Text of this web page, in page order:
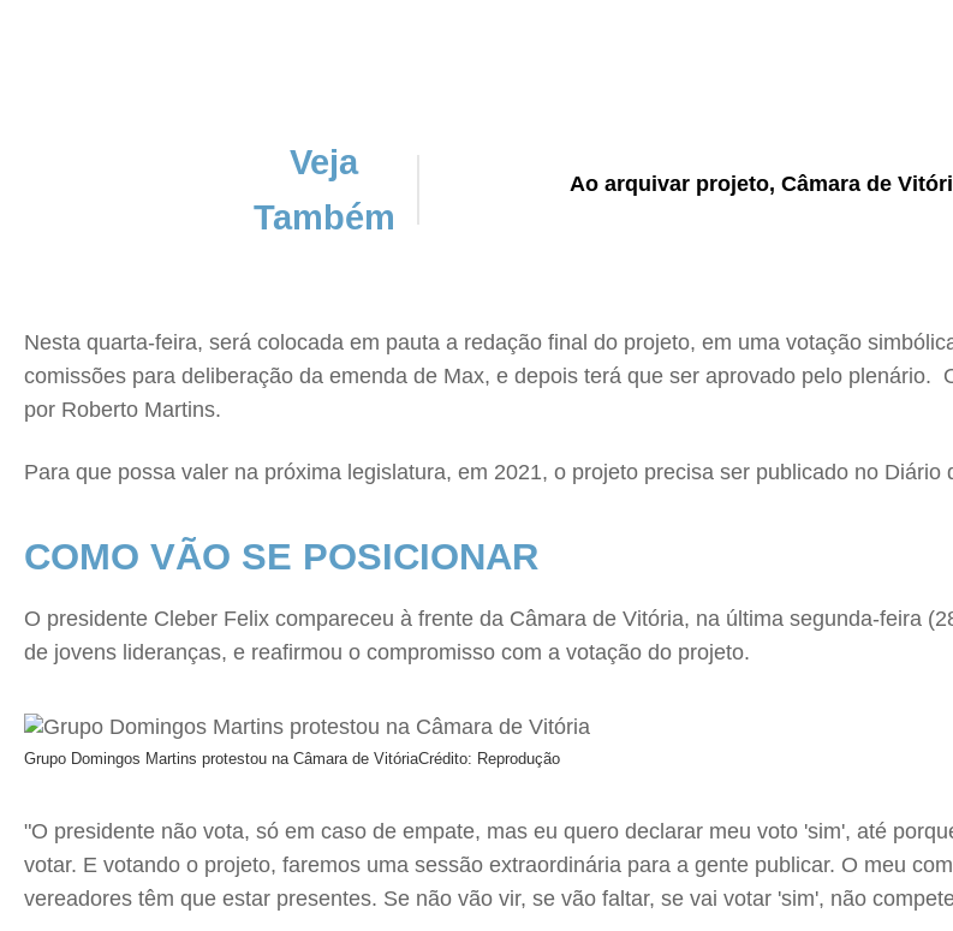
Veja
Também
Ao arquivar projeto, Câmara de
Nesta quarta-feira, será colocada em pauta a redação final do projeto, em uma votação
comissões para deliberação da emenda de Max, e depois terá que ser aprovado pelo
por Roberto Martins.
Para que possa valer na próxima legislatura, em 2021, o projeto precisa ser publicado no
COMO VÃO SE POSICIONAR
O presidente Cleber Felix compareceu à frente da Câmara de Vitória, na última segunda-feira
de jovens lideranças, e reafirmou o compromisso com a votação do projeto.
Grupo Domingos Martins protestou na Câmara de VitóriaCrédito: Reprodução
"O presidente não vota, só em caso de empate, mas eu quero declarar meu voto 'sim', até
votar. E votando o projeto, faremos uma sessão extraordinária para a gente publicar. O meu
vereadores têm que estar presentes. Se não vão vir, se vão faltar, se vai votar 'sim', não